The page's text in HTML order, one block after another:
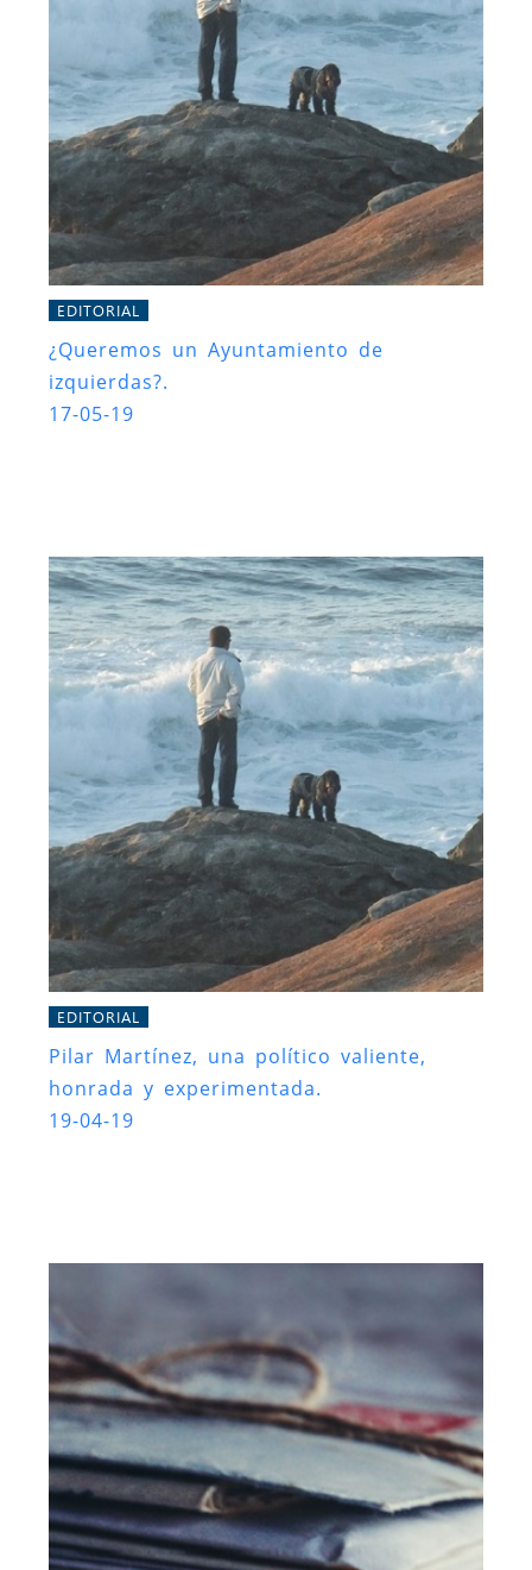
EDITORIAL
¿Queremos un Ayuntamiento de
izquierdas?.
17-05-19
EDITORIAL
Pilar Martínez, una político valiente,
honrada y experimentada.
19-04-19